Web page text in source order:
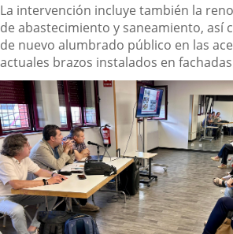
La intervención incluye también la
de abastecimiento y saneamiento, así
de nuevo alumbrado público en las
actuales brazos instalados en